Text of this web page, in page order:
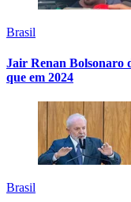
Brasil
Jair Renan Bolsonaro
que em 2024
Brasil